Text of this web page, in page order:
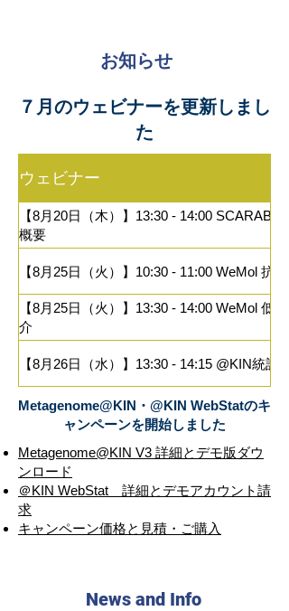
お知らせ
７月のウェビナーを更新しまし
た
ウェビナー
【8月20日（木）】13:30 - 14:00 SCARAB
概要
【8月25日（火）】10:30 - 11:00 WeMol 抗
【8月25日（火）】13:30 - 14:00 WeMol 低
介
【8月26日（水）】13:30 - 14:15 @KIN統計解
【8月26日（水）】15:00 - 16:00 CLC
Workbench
【8月27日（木）】10:30 - 11:30 肌フローラ
【8月27日（木）】13:30 - 14:30 口内フロー
Metagenome@KIN・@KIN WebStatのキ
ャンペーンを開始しました
Metagenome@KIN V3 詳細とデモ版ダウ
ンロード
＠KIN WebStat 詳細とデモアカウント請
求
​キャンペーン価格と見積・ご購入
News and Info